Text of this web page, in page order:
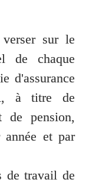
sur le
de chaque
d'assurance
à titre de
de pension,
et par
de travail de